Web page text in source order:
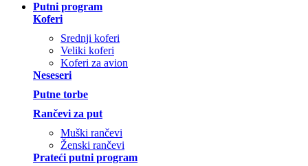
Putni program
Koferi
Srednji koferi
Veliki koferi
Koferi za avion
Neseseri
Putne torbe
Rančevi za put
Muški rančevi
Ženski rančevi
Prateći putni program